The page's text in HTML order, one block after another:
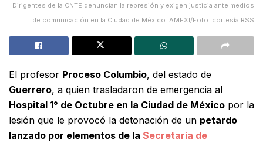
Dirigentes de la CNTE denuncian la represión y exigen justicia ante medios
de comunicación en la Ciudad de México. AMEXI/Foto: cortesía RSS
El profesor Proceso Columbio, del estado de
Guerrero, a quien trasladaron de emergencia al
Hospital 1° de Octubre en la Ciudad de México por la
lesión que le provocó la detonación de un petardo
lanzado por elementos de la Secretaría de